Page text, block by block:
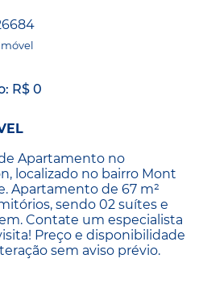
R$ 0
Apartamento no
localizado no bairro Mont
Apartamento de 67 m²
sendo 02 suítes e
Contate um especialista
Preço e disponibilidade
sem aviso prévio.